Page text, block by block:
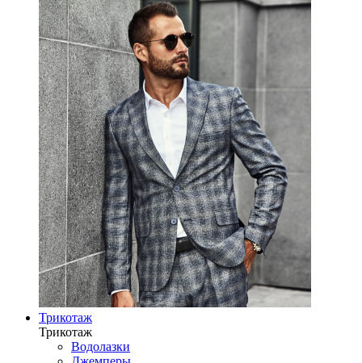
Трикотаж
Трикотаж
Водолазки